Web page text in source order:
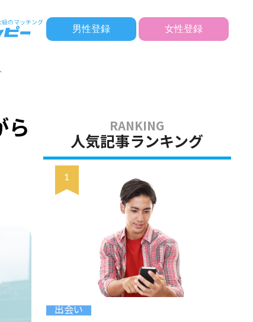
男性登録 女性登録
ら
人気記事ランキング
出会い